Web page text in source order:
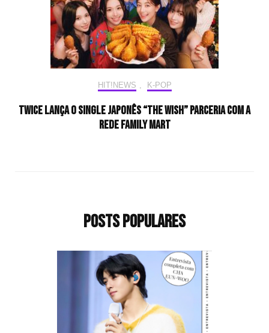
HIT!NEWS , K-POP
TWICE lança o single japonês “The Wish” parceria com a
rede Family Mart
Posts populares